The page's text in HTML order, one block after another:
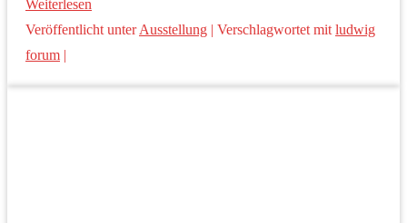
Weiterlesen
Veröffentlicht unterAusstellung Verschlagwortet mit ludwig
forum